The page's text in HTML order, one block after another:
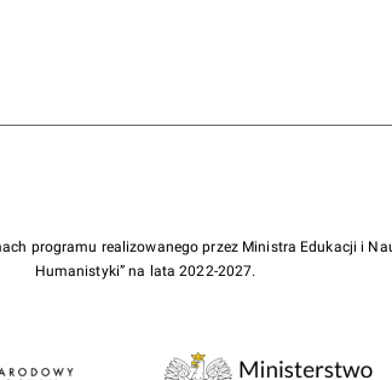
programu realizowanego przez Ministra Edukacji i
Humanistyki” na lata 2022-2027.